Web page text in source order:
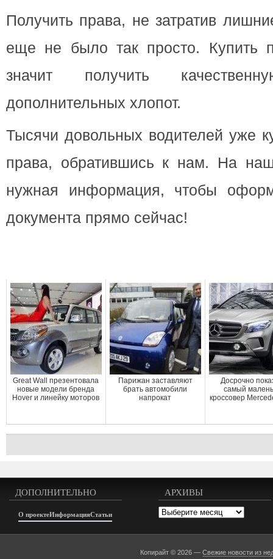
Получить права, не затратив
еще не было так просто. Купить
значит получить
дополнительных хлопот.
Тысячи довольных водителей уже
права, обратившись к нам. На
нужная информация, чтобы
документа прямо сейчас!
Great Wall презентовала
новые модели бренда
Hover и линейку моторов
Парижан заставляют
брать автомобили
напрокат
Досрочно
самый
кроссовер
ДОПОЛНИТЕЛЬНО
О проектеИнформацияСтатьи
АРХИВЫ
Архивы
Копирайт © 2026 —Свежие новости из